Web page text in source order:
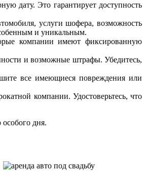
дату. Это гарантирует доступность
услуги шофера, возможность
и уникальным.
компании имеют фиксированную
и возможные штрафы. Убедитесь,
все имеющиеся повреждения или
компании. Удостоверьтесь, что
дня.